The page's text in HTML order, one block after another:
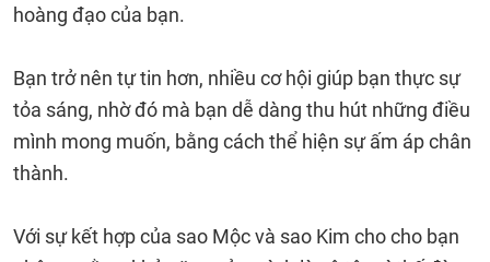
hoàng đạo của bạn.
Bạn trở nên tự tin hơn, nhiều cơ hội giúp bạn thực sự
tỏa sáng, nhờ đó mà bạn dễ dàng thu hút những điều
mình mong muốn, bằng cách thể hiện sự ấm áp chân
thành.
Với sự kết hợp của sao Mộc và sao Kim cho cho bạn